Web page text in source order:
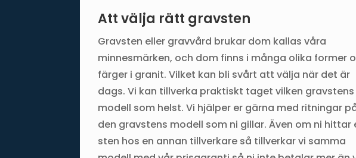
Att välja rätt gravsten
Gravsten eller gravvård brukar dom kallas våra
minnesmärken, och dom finns i många olika former
färger i granit. Vilket kan bli svårt att välja när det är
dags. Vi kan tillverka praktiskt taget vilken gravstens
modell som helst. Vi hjälper er gärna med ritningar
den gravstens modell som ni gillar. Även om ni hittar
sten hos en annan tillverkare så tillverkar vi samma